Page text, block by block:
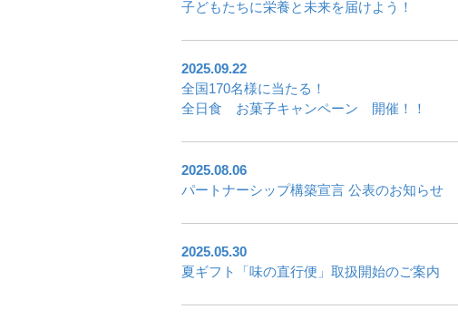
子どもたちに栄養と未来を届けよう！
2025.09.22
全国170名様に当たる！
全日食 お菓子キャンペーン 開催！！
2025.08.06
パートナーシップ構築宣言 公表のお知らせ
2025.05.30
夏ギフト「味の直行便」取扱開始のご案内